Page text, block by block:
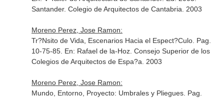
Santander. Colegio de Arquitectos de Cantabria. 2003
Moreno Perez, Jose Ramon:
Tr?Nsito de Vida, Escenarios Hacia el Espect?Culo. Pag.
10-75-85. En: Rafael de la-Hoz. Consejo Superior de los
Colegios de Arquitectos de Espa?a. 2003
Moreno Perez, Jose Ramon:
Mundo, Entorno, Proyecto: Umbrales y Pliegues. Pag.